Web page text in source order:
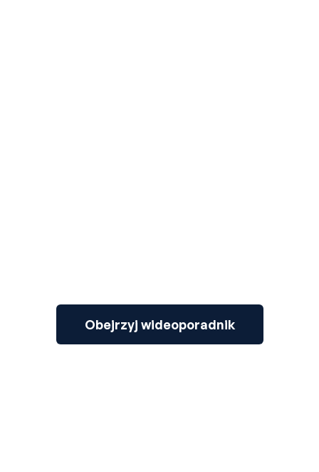
Obejrzyj wideoporadnik